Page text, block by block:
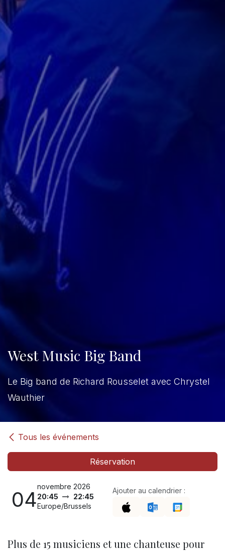
West Music Big Band
Le Big band de Richard Rousselet avec Chrystel
Wauthier
Tous les événements
Réservation
04
novembre 2026
20:45
22:45
Europe/Brussels
Ajouter au calendrier :
Plus de 15 musiciens et une chanteuse pour